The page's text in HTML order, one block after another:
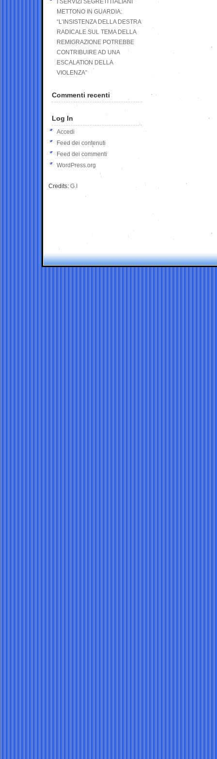
I SERVIZI SEGRETI ITALIANI
METTONO IN GUARDIA:
“L’INSISTENZA DELLA DESTRA
RADICALE SUL TEMA DELLA
REMIGRAZIONE POTREBBE
CONTRIBUIRE AD UNA
ESCALATION DELLA
VIOLENZA”
Commenti recenti
Log In
Accedi
Feed dei contenuti
Feed dei commenti
WordPress.org
Credits: G.I